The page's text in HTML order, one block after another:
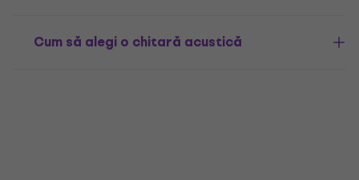
Cum să alegi o chitară acustică